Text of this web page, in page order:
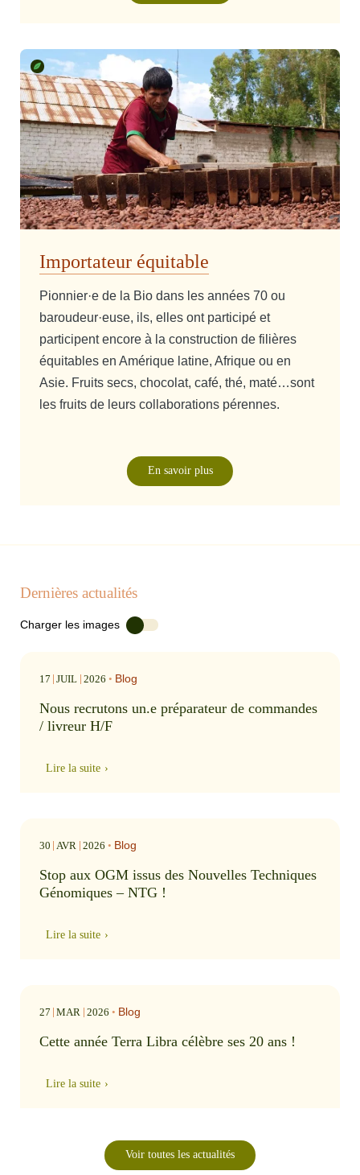
Importateur équitable
Pionnier·e de la Bio dans les années 70 ou
baroudeur·euse, ils, elles ont participé et
participent encore à la construction de filières
équitables en Amérique latine, Afrique ou en
Asie. Fruits secs, chocolat, café, thé, maté…sont
les fruits de leurs collaborations pérennes.
En savoir plus
Dernières actualités
Charger les images
17 JUIL 2026 • Blog
Nous recrutons un.e préparateur de commandes
/ livreur H/F
Lire la suite
30 AVR 2026 • Blog
Stop aux OGM issus des Nouvelles Techniques
Génomiques – NTG !
Lire la suite
27 MAR 2026 • Blog
Cette année Terra Libra célèbre ses 20 ans !
Lire la suite
Voir toutes les actualités